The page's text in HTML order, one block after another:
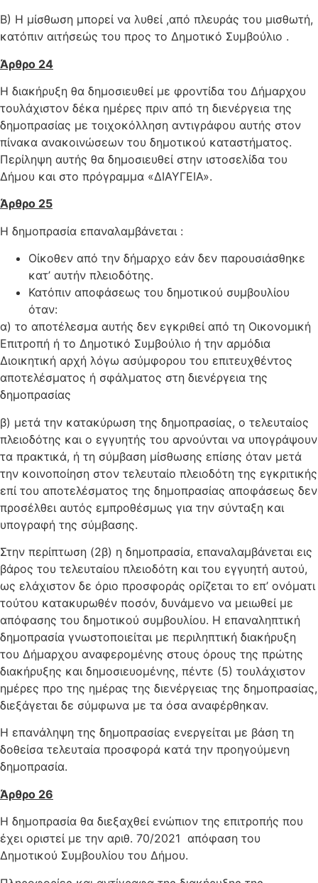
Β) Η μίσθωση μπορεί να λυθεί ,από πλευράς του μισθωτή,
κατόπιν αιτήσεώς του προς το Δημοτικό Συμβούλιο .
Άρθρο 24
Η διακήρυξη θα δημοσιευθεί με φροντίδα του Δήμαρχου
τουλάχιστον δέκα ημέρες πριν από τη διενέργεια της
δημοπρασίας με τοιχοκόλληση αντιγράφου αυτής στον
πίνακα ανακοινώσεων του δημοτικού καταστήματος.
Περίληψη αυτής θα δημοσιευθεί στην ιστοσελίδα του
Δήμου και στο πρόγραμμα «ΔΙΑΥΓΕΙΑ».
Άρθρο 25
Η δημοπρασία επαναλαμβάνεται :
Οίκοθεν από την δήμαρχο εάν δεν παρουσιάσθηκε
κατ’ αυτήν πλειοδότης.
Κατόπιν αποφάσεως του δημοτικού συμβουλίου
όταν:
α) το αποτέλεσμα αυτής δεν εγκριθεί από τη Οικονομική
Επιτροπή ή το Δημοτικό Συμβούλιο ή την αρμόδια
Διοικητική αρχή λόγω ασύμφορου του επιτευχθέντος
αποτελέσματος ή σφάλματος στη διενέργεια της
δημοπρασίας
β) μετά την κατακύρωση της δημοπρασίας, ο τελευταίος
πλειοδότης και ο εγγυητής του αρνούνται να υπογράψουν
τα πρακτικά, ή τη σύμβαση μίσθωσης επίσης όταν μετά
την κοινοποίηση στον τελευταίο πλειοδότη της εγκριτικής
επί του αποτελέσματος της δημοπρασίας αποφάσεως δεν
προσέλθει αυτός εμπροθέσμως για την σύνταξη και
υπογραφή της σύμβασης.
Στην περίπτωση (2β) η δημοπρασία, επαναλαμβάνεται εις
βάρος του τελευταίου πλειοδότη και του εγγυητή αυτού,
ως ελάχιστον δε όριο προσφοράς ορίζεται το επ’ ονόματι
τούτου κατακυρωθέν ποσόν, δυνάμενο να μειωθεί με
απόφασης του δημοτικού συμβουλίου. Η επαναληπτική
δημοπρασία γνωστοποιείται με περιληπτική διακήρυξη
του Δήμαρχου αναφερομένης στους όρους της πρώτης
διακήρυξης και δημοσιευομένης, πέντε (5) τουλάχιστον
ημέρες προ της ημέρας της διενέργειας της δημοπρασίας,
διεξάγεται δε σύμφωνα με τα όσα αναφέρθηκαν.
Η επανάληψη της δημοπρασίας ενεργείται με βάση τη
δοθείσα τελευταία προσφορά κατά την προηγούμενη
δημοπρασία.
Άρθρο 26
Η δημοπρασία θα διεξαχθεί ενώπιον της επιτροπής που
έχει οριστεί με την αριθ. 70/2021 απόφαση του
Δημοτικού Συμβουλίου του Δήμου.